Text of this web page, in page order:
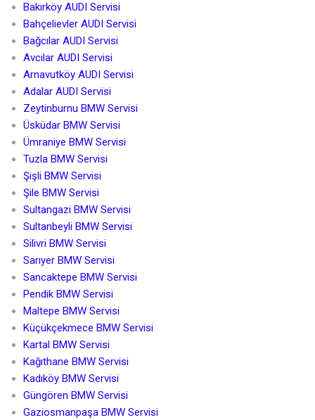
Bakırköy AUDI Servisi
Bahçelievler AUDI Servisi
Bağcılar AUDI Servisi
Avcılar AUDI Servisi
Arnavutköy AUDI Servisi
Adalar AUDI Servisi
Zeytinburnu BMW Servisi
Üsküdar BMW Servisi
Ümraniye BMW Servisi
Tuzla BMW Servisi
Şişli BMW Servisi
Şile BMW Servisi
Sultangazi BMW Servisi
Sultanbeyli BMW Servisi
Silivri BMW Servisi
Sarıyer BMW Servisi
Sancaktepe BMW Servisi
Pendik BMW Servisi
Maltepe BMW Servisi
Küçükçekmece BMW Servisi
Kartal BMW Servisi
Kağıthane BMW Servisi
Kadıköy BMW Servisi
Güngören BMW Servisi
Gaziosmanpaşa BMW Servisi